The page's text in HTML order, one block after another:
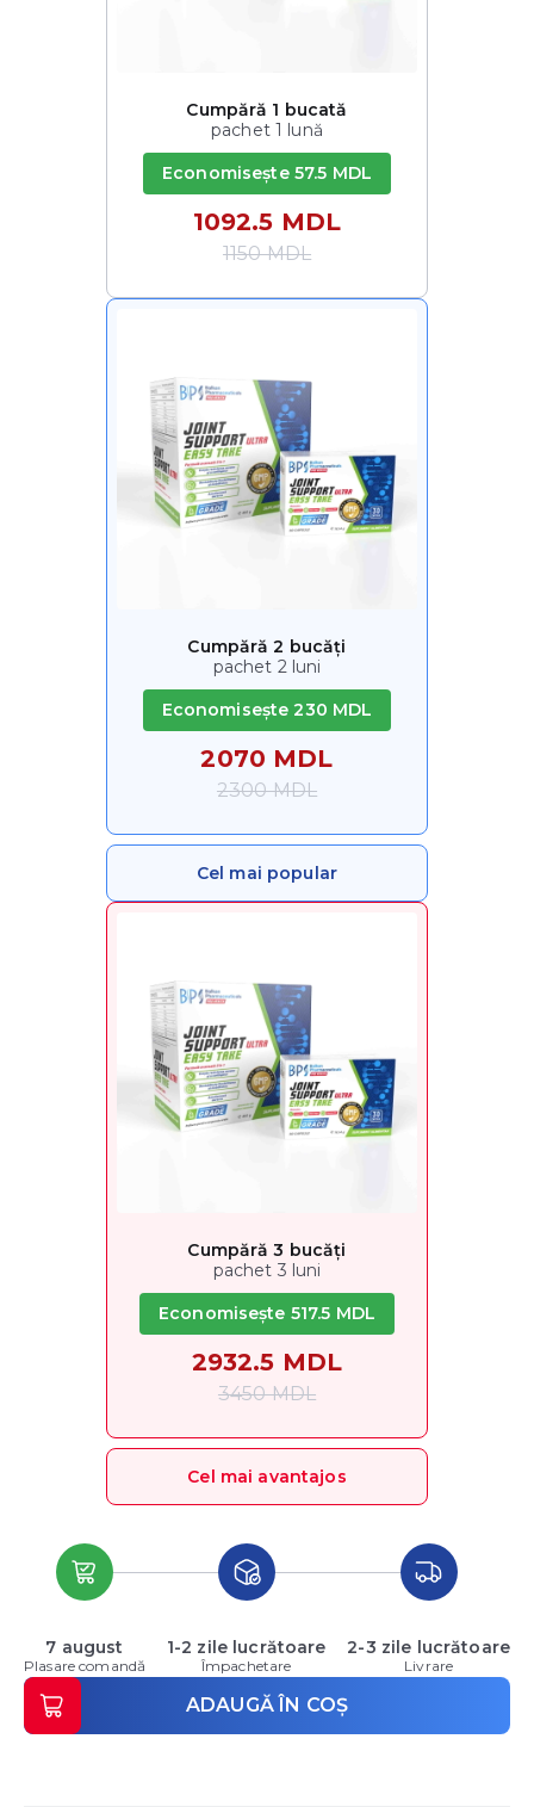
Cumpără 1 bucată
pachet 1 lună
Economisește 57.5 MDL
1092.5 MDL
1150 MDL
Cumpără 2 bucăți
pachet 2 luni
Economisește 230 MDL
2070 MDL
2300 MDL
Cel mai popular
Cumpără 3 bucăți
pachet 3 luni
Economisește 517.5 MDL
2932.5 MDL
3450 MDL
Cel mai avantajos
ADAUGĂ ÎN COȘ
7 august
Plasare comandă
1-2 zile lucrătoare
Împachetare
2-3 zile lucrătoare
Livrare